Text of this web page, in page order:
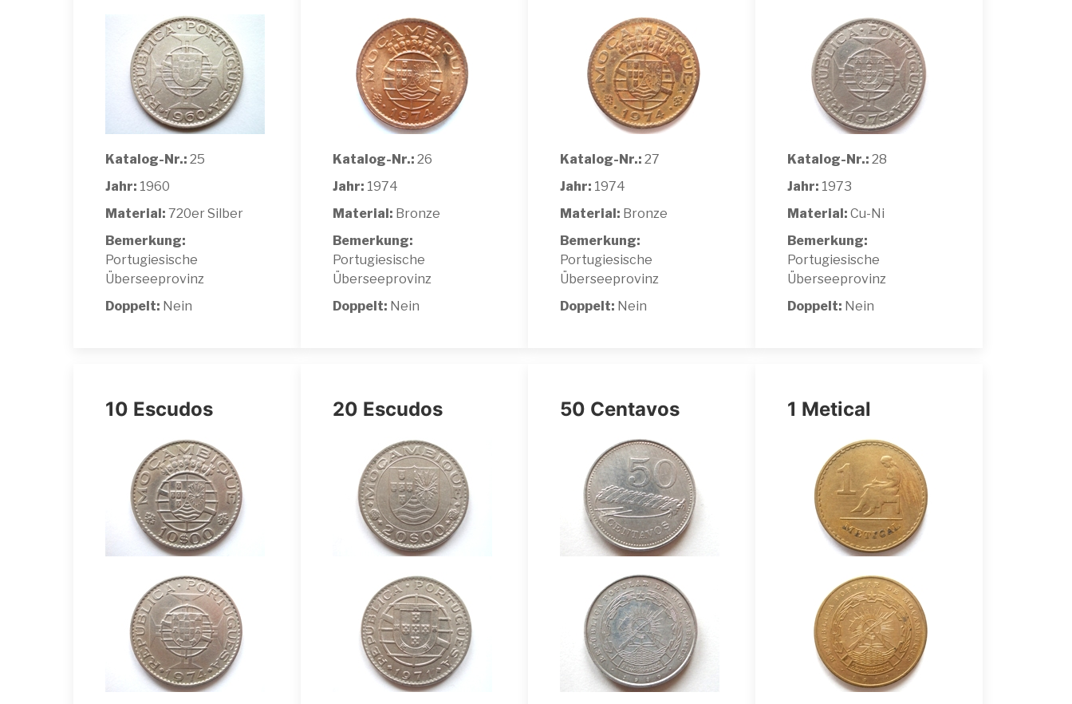
Katalog-Nr.: 25
Jahr: 1960
Material: 720er Silber
Bemerkung:
Portugiesische
Überseeprovinz
Doppelt: Nein
Katalog-Nr.: 26
Jahr: 1974
Material: Bronze
Bemerkung:
Portugiesische
Überseeprovinz
Doppelt: Nein
Katalog-Nr.: 27
Jahr: 1974
Material: Bronze
Bemerkung:
Portugiesische
Überseeprovinz
Doppelt: Nein
Katalog-Nr.: 28
Jahr: 1973
Material: Cu-Ni
Bemerkung:
Portugiesische
Überseeprovinz
Doppelt: Nein
10 Escudos 20 Escudos 50 Centavos 1 Metical